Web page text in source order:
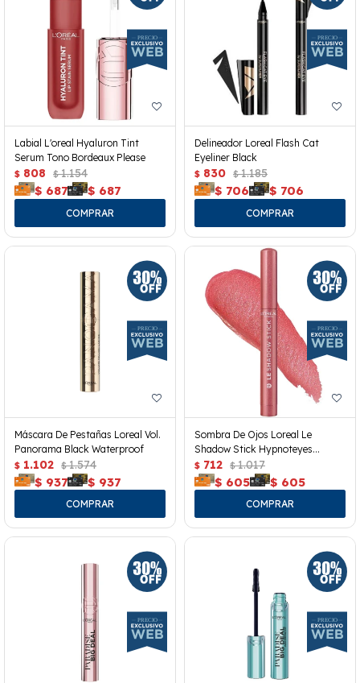
Labial L'oreal Hyaluron Tint
Serum Tono Bordeaux Please
$ 808 $ 1.154
$ 687 $ 687
Delineador Loreal Flash Cat
Eyeliner Black
$ 830 $ 1.185
$ 706 $ 706
Máscara De Pestañas Loreal Vol.
Panorama Black Waterproof
$ 1.102 $ 1.574
$ 937 $ 937
Sombra De Ojos Loreal Le
Shadow Stick Hypnoteyes
Cloudy Rose 118
$ 712 $ 1.017
$ 605 $ 605